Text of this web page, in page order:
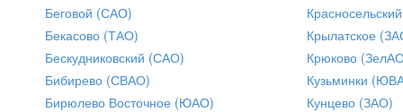
Беговой (САО)
Бекасово (ТАО)
Бескудниковский (САО)
Бибирево (СВАО)
Бирюлево Восточное (ЮАО)
Крылатское
Крюково
Кузьминки
Кунцево (ЗАО)